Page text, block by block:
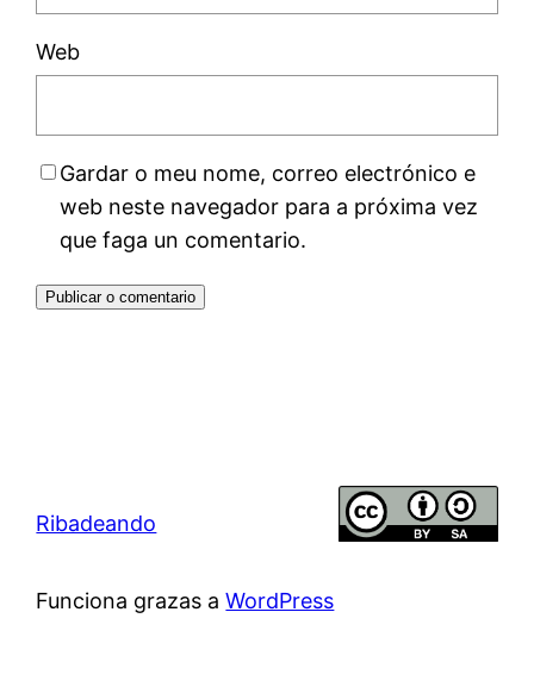
Web
Gardar o meu nome, correo electrónico e
web neste navegador para a próxima vez
que faga un comentario.
Ribadeando
Funciona grazas aWordPress